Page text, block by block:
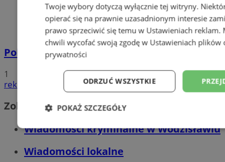
Policyjna eskorta na porodówkę
1
reklama
Zobacz również
Wiadomości kryminalne w Wodzisławiu
Wiadomości lokalne
Twoje wybory dotyczą wyłącznie tej witryny.
opierać się na prawnie uzasadnionym interesie
prawo sprzeciwić się temu w Ustawieniach reklam.
chwili wycofać swoją zgodę w Ustawieniach plików
prywatności
ODRZUĆ WSZYSTKIE
POKAŻ SZCZEGÓŁY
Niezbędne Wydajność